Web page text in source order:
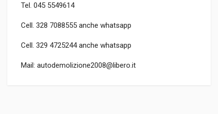
Tel. 045 5549614
Cell. 328 7088555 anche whatsapp
Cell. 329 4725244 anche whatsapp
Mail: autodemolizione2008@libero.it